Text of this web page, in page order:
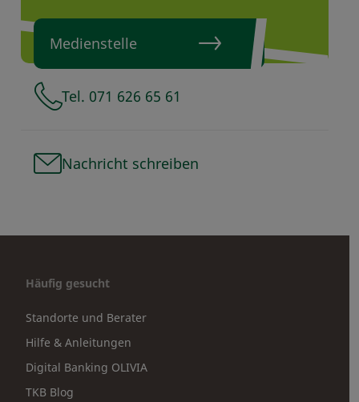
Medienstelle
Tel. 071 626 65 61
Nachricht schreiben
Häufig gesucht
Standorte und Berater
Hilfe & Anleitungen
Digital Banking OLIVIA
TKB Blog